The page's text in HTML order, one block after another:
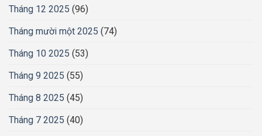
Tháng 12 2025 (96)
Tháng mười một 2025 (74)
Tháng 10 2025 (53)
Tháng 9 2025 (55)
Tháng 8 2025 (45)
Tháng 7 2025 (40)